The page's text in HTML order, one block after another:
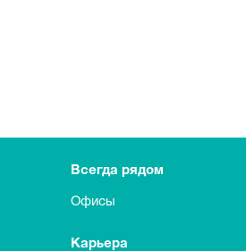
Всегда рядом
Офисы
Карьера